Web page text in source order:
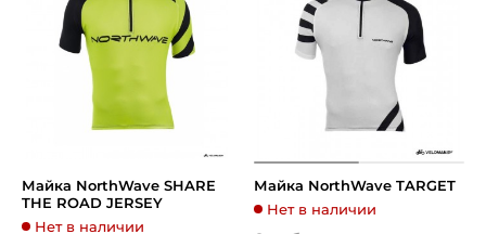
Майка NorthWave SHARE
THE ROAD JERSEY
Нет в наличии
Майка NorthWave TARGET
Нет в наличии